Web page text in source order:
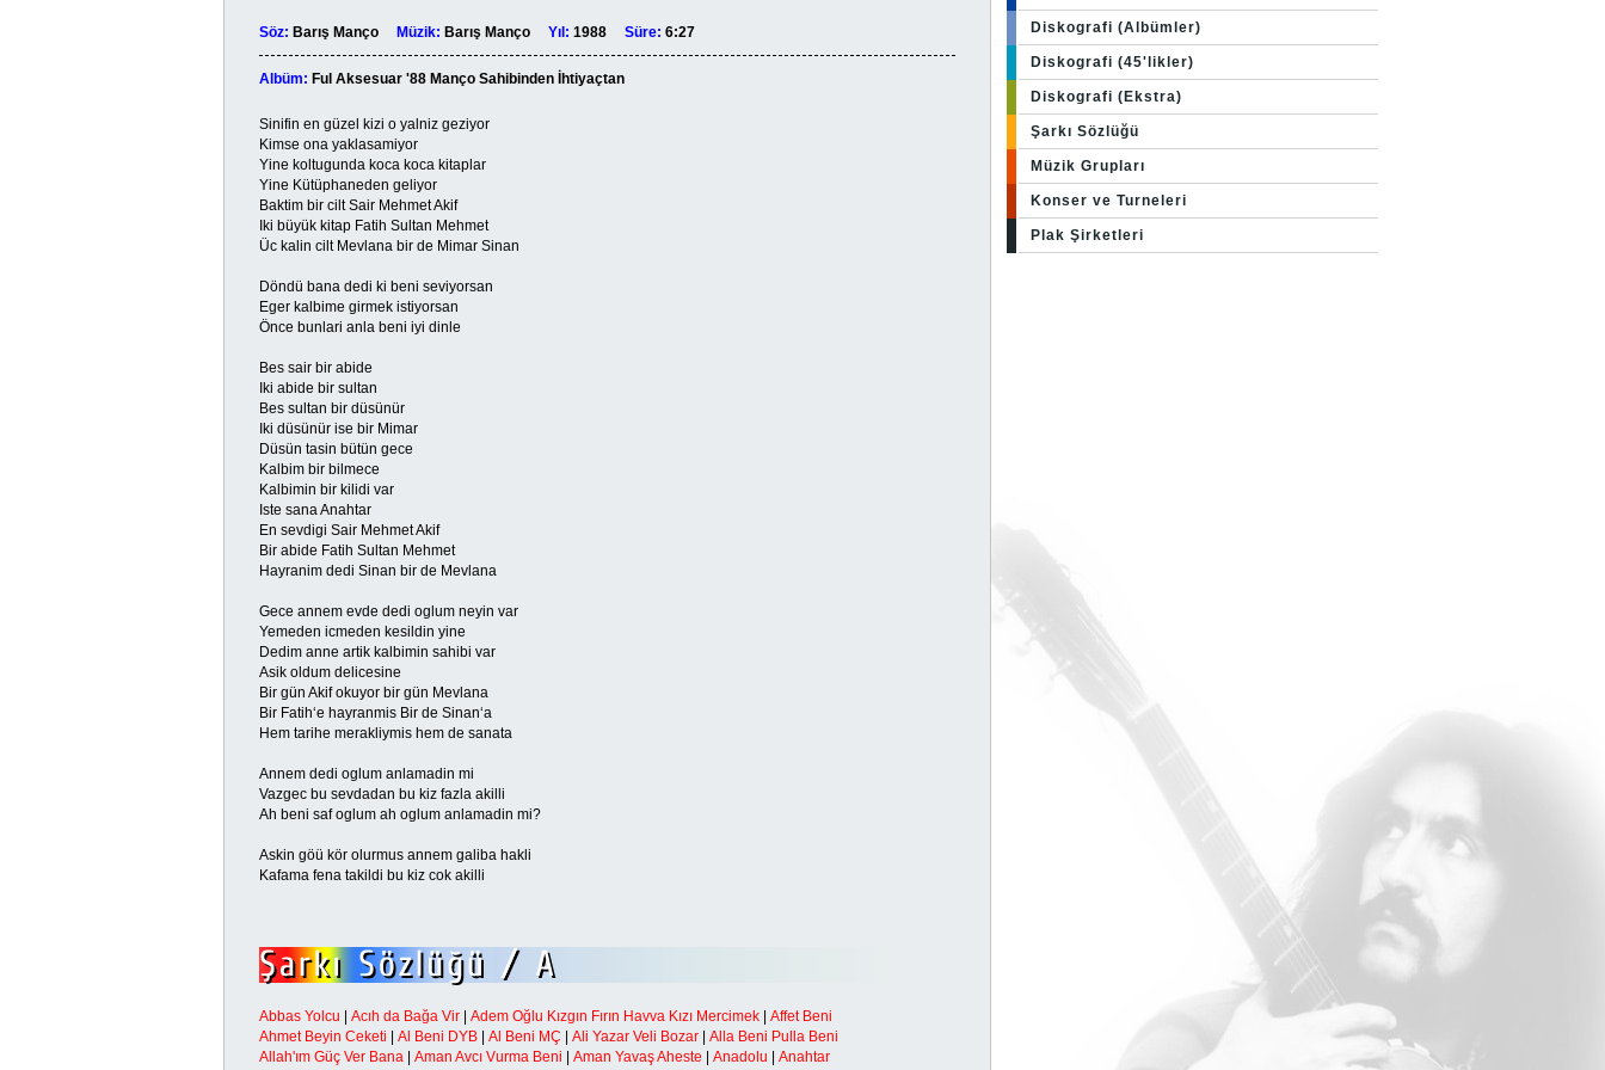
Söz: Barış Manço Müzik: Barış Manço Yıl: 1988 Süre: 6:27
Albüm: Ful Aksesuar '88 Manço Sahibinden İhtiyaçtan
Sinifin en güzel kizi o yalniz geziyor
Kimse ona yaklasamiyor
Yine koltugunda koca koca kitaplar
Yine Kütüphaneden geliyor
Baktim bir cilt Sair Mehmet Akif
Iki büyük kitap Fatih Sultan Mehmet
Üc kalin cilt Mevlana bir de Mimar Sinan
Döndü bana dedi ki beni seviyorsan
Eger kalbime girmek istiyorsan
Önce bunlari anla beni iyi dinle
Bes sair bir abide
Iki abide bir sultan
Bes sultan bir düsünür
Iki düsünür ise bir Mimar
Düsün tasin bütün gece
Kalbim bir bilmece
Kalbimin bir kilidi var
Iste sana Anahtar
En sevdigi Sair Mehmet Akif
Bir abide Fatih Sultan Mehmet
Hayranim dedi Sinan bir de Mevlana
Gece annem evde dedi oglum neyin var
Yemeden icmeden kesildin yine
Dedim anne artik kalbimin sahibi var
Asik oldum delicesine
Bir gün Akif okuyor bir gün Mevlana
Bir Fatih‘e hayranmis Bir de Sinan‘a
Hem tarihe merakliymis hem de sanata
Annem dedi oglum anlamadin mi
Vazgec bu sevdadan bu kiz fazla akilli
Ah beni saf oglum ah oglum anlamadin mi?
Askin göü kör olurmus annem galiba hakli
Kafama fena takildi bu kiz cok akilli
Abbas Yolcu Acıh da Bağa Vir Adem Oğlu Kızgın Fırın Havva Kızı Mercimek
Affet Beni
Ahmet Beyin Ceketi
Al Beni DYB Al Beni MÇ Ali Yazar Veli Bozar
Alla Beni Pulla Beni
Allah'ım Güç Ver Bana
Aman Avcı Vurma Beni Aman Yavaş Aheste Anadolu
Anahtar
Diskografi (Albümler)
Diskografi (45'likler)
Diskografi (Ekstra)
Şarkı Sözlüğü
Müzik Grupları
Konser ve Turneleri
Plak Şirketleri